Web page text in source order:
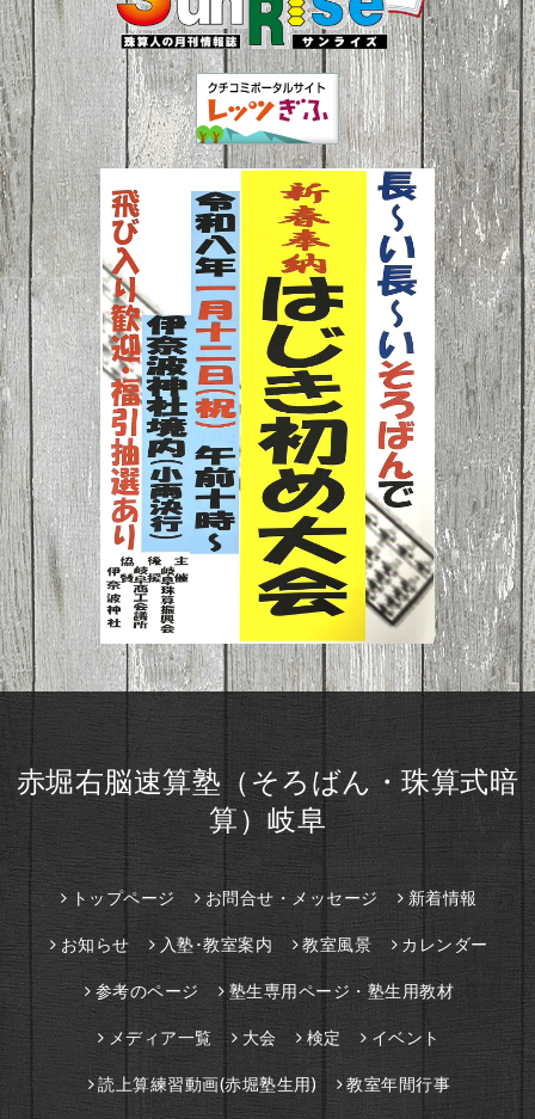
赤堀右脳速算塾（そろばん・珠算式暗
算）岐阜
トップページ お問合せ・メッセージ 新着情報
お知らせ 入塾･教室案内 教室風景 カレンダー
参考のページ 塾生専用ページ・塾生用教材
メディア一覧 大会 検定 イベント
読上算練習動画(赤堀塾生用) 教室年間行事